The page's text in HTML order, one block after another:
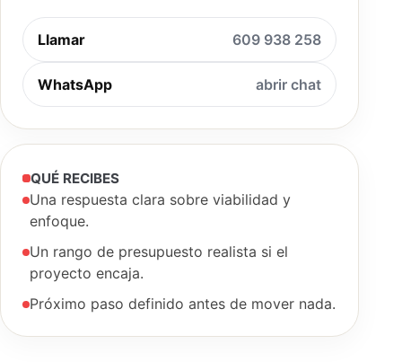
Llamar 609 938 258
WhatsApp abrir chat
QUÉ RECIBES
Una respuesta clara sobre viabilidad y
enfoque.
Un rango de presupuesto realista si el
proyecto encaja.
Próximo paso definido antes de mover nada.